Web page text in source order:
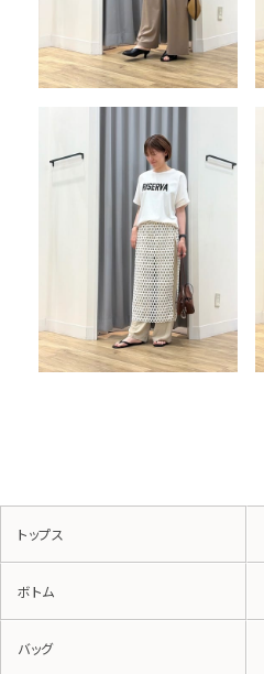
トップス
ボトム
バッグ